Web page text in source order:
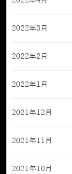
2022年3月
2022年2月
2022年1月
2021年12月
2021年11月
2021年10月